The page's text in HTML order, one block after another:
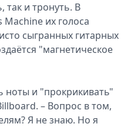
и тронуть. В
их голоса
сыгранных гитарных
"магнетическое
ноты и "прокрикивать"
– Вопрос в том,
Я не знаю. Но я